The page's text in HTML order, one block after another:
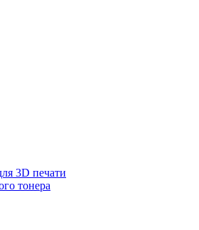
3D печати
тонера